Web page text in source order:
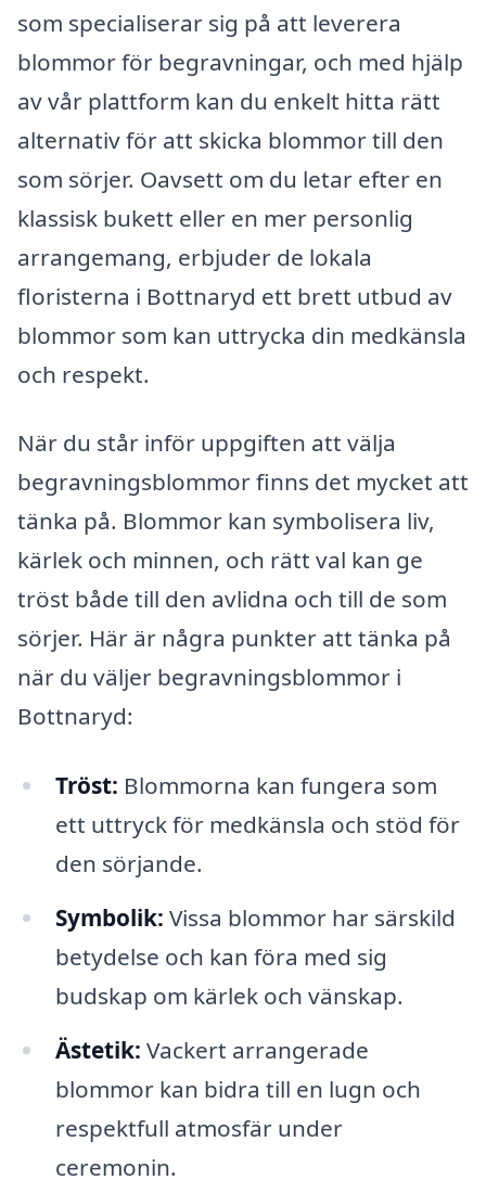
som specialiserar sig på att leverera
blommor för begravningar, och med hjälp
av vår plattform kan du enkelt hitta rätt
alternativ för att skicka blommor till den
som sörjer. Oavsett om du letar efter en
klassisk bukett eller en mer personlig
arrangemang, erbjuder de lokala
floristerna i Bottnaryd ett brett utbud av
blommor som kan uttrycka din medkänsla
och respekt.
När du står inför uppgiften att välja
begravningsblommor finns det mycket att
tänka på. Blommor kan symbolisera liv,
kärlek och minnen, och rätt val kan ge
tröst både till den avlidna och till de som
sörjer. Här är några punkter att tänka på
när du väljer begravningsblommor i
Bottnaryd:
Tröst: Blommorna kan fungera som
ett uttryck för medkänsla och stöd för
den sörjande.
Symbolik: Vissa blommor har särskild
betydelse och kan föra med sig
budskap om kärlek och vänskap.
Ästetik: Vackert arrangerade
blommor kan bidra till en lugn och
respektfull atmosfär under
ceremonin.